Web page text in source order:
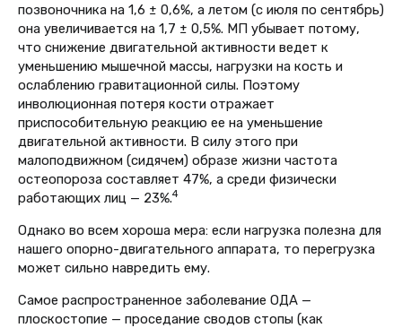
позвоночника на 1,6 ± 0,6%, а летом (с июля по сентябрь)
она увеличивается на 1,7 ± 0,5%. МП убывает потому,
что снижение двигательной активности ведет к
уменьшению мышечной массы, нагрузки на кость и
ослаблению гравитационной силы. Поэтому
инволюционная потеря кости отражает
приспособительную реакцию ее на уменьшение
двигательной активности. В силу этого при
малоподвижном (сидячем) образе жизни частота
остеопороза составляет 47%, а среди физически
работающих лиц — 23%.4
Однако во всем хороша мера: если нагрузка полезна для
нашего опорно-двигательного аппарата, то перегрузка
может сильно навредить ему.
Самое распространенное заболевание ОДА —
плоскостопие — проседание сводов стопы (как